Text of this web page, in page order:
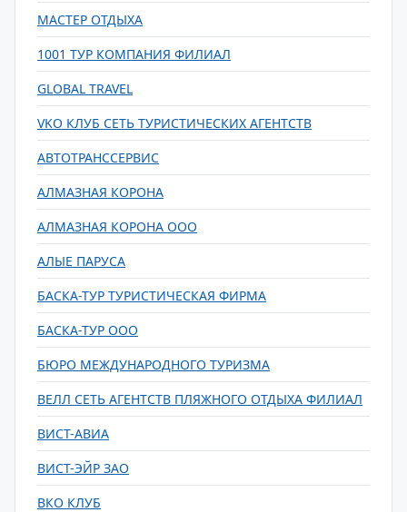
МАСТЕР ОТДЫХА
1001 ТУР КОМПАНИЯ ФИЛИАЛ
GLOBAL TRAVEL
VKO КЛУБ СЕТЬ ТУРИСТИЧЕСКИХ АГЕНТСТВ
АВТОТРАНССЕРВИС
АЛМАЗНАЯ КОРОНА
АЛМАЗНАЯ КОРОНА ООО
АЛЫЕ ПАРУСА
БАСКА-ТУР ТУРИСТИЧЕСКАЯ ФИРМА
БАСКА-ТУР ООО
БЮРО МЕЖДУНАРОДНОГО ТУРИЗМА
ВЕЛЛ СЕТЬ АГЕНТСТВ ПЛЯЖНОГО ОТДЫХА ФИЛИАЛ
ВИСТ-АВИА
ВИСТ-ЭЙР ЗАО
ВКО КЛУБ